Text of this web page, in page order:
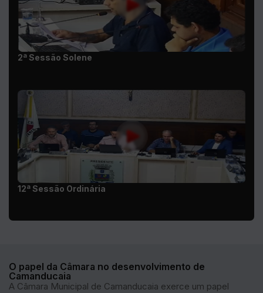
12ª Sessão Ordinária
O papel da Câmara no desenvolvimento de
Camanducaia
fundamental no desenvolvimento da cidade, sendo
para questões como saúde, educação, infraestrutura e
segurança pública, sempre em busca do bem-estar da
população.